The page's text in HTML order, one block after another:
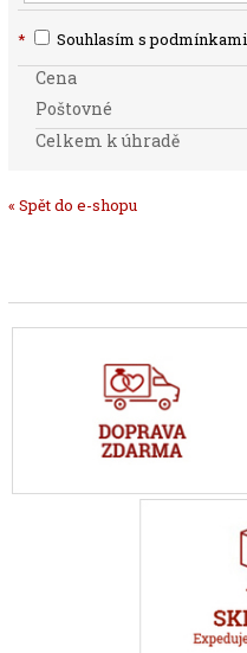
* Souhlasím s podmínkami
Cena
Poštovné
Celkem k úhradě
« Spět do e-shopu